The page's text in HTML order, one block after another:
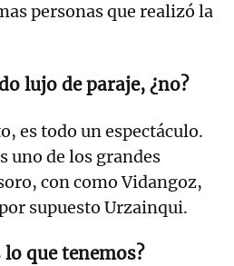
personas que realizó la
lujo de paraje, ¿no?
es todo un espectáculo.
uno de los grandes
con como Vidangoz,
supuesto Urzainqui.
que tenemos?